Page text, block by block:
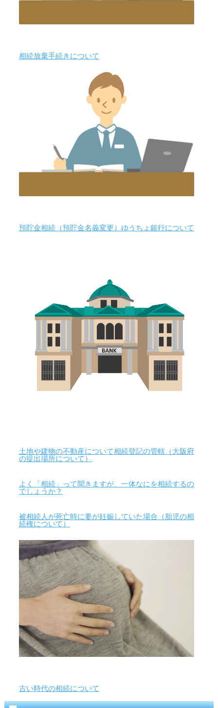
相続放棄手続きについて
預貯金相続（預貯金名義変更）ゆうちょ銀行について
土地や建物の不動産について相続登記の管轄（大阪府
の提出場所について）
よく「相続」って聞きますが、一体なにを相続するの
でしょうか？
被相続人が死亡時に妻が妊娠していた場合（胎児の相
続権について）
古い時代の相続について